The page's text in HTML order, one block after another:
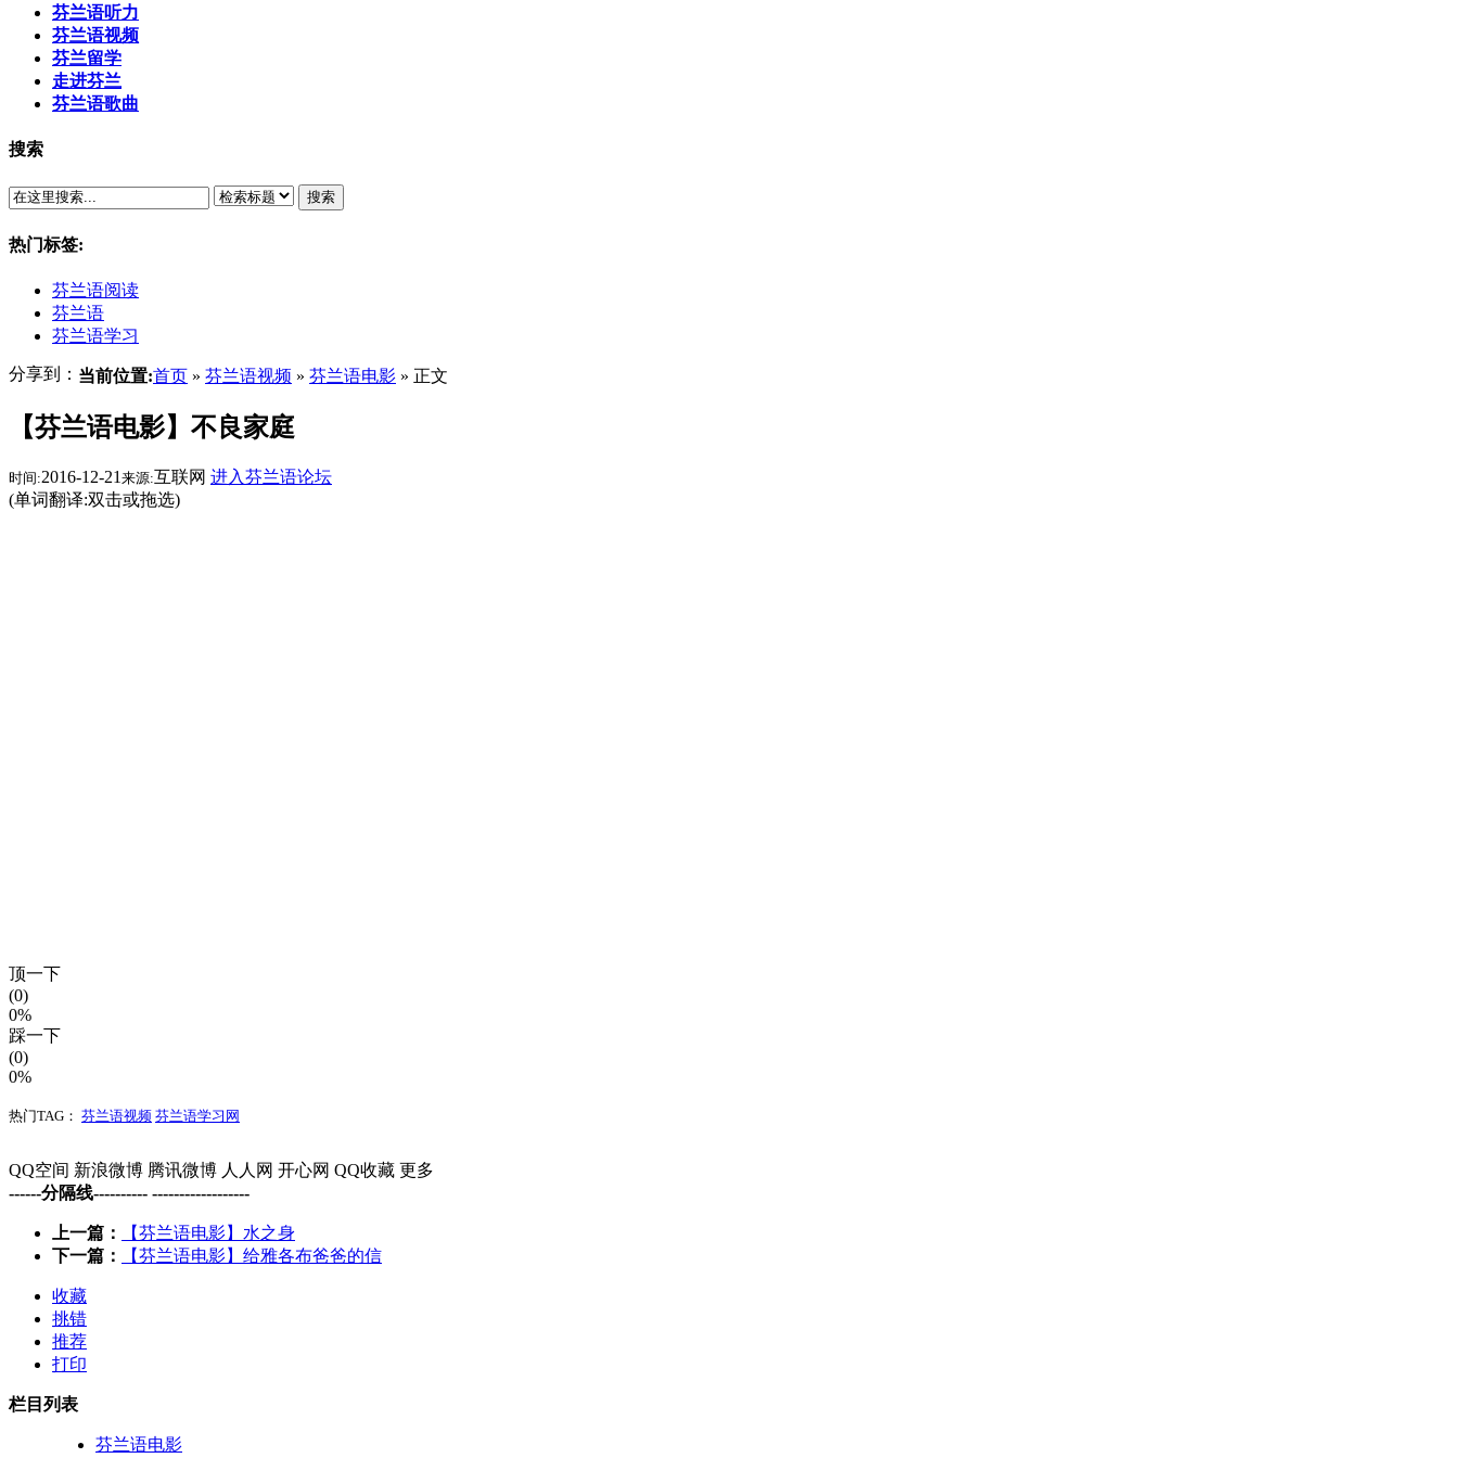
芬兰语听力
芬兰语视频
芬兰留学
走进芬兰
芬兰语歌曲
搜索
搜索
热门标签:
芬兰语阅读
芬兰语
芬兰语学习
分享到： 当前位置:首页 » 芬兰语视频 » 芬兰语电影 » 正文
【芬兰语电影】不良家庭
时间:2016-12-21 来源:互联网 进入芬兰语论坛
(单词翻译:双击或拖选)
顶一下
(0)
0%
踩一下
(0)
0%
热门TAG： 芬兰语视频 芬兰语学习网
QQ空间 新浪微博 腾讯微博 人人网 开心网 QQ收藏 更多
------分隔线---------- ------------------
上一篇：
【芬兰语电影】水之身
下一篇：
【芬兰语电影】给雅各布爸爸的信
收藏
挑错
推荐
打印
栏目列表
芬兰语电影